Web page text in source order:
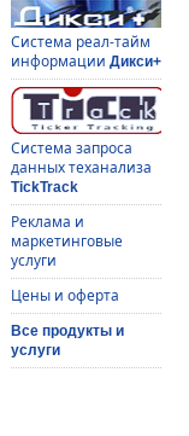
Система реал-тайм
информации Дикси+
Система запроса
данных теханализа
TickTrack
Реклама и
маркетинговые
услуги
Цены и оферта
Все продукты и
услуги